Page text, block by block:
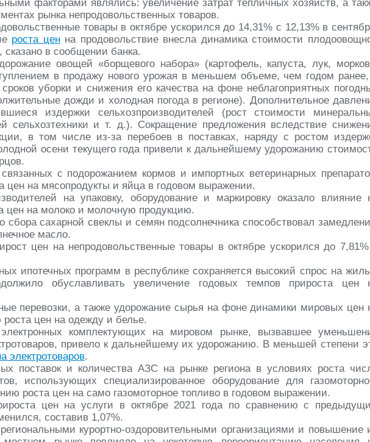
факторами являлись: увеличение затрат тепличных хозяйств, а
рынка непродовольственных товаров.
товары в октябре ускорился до 14,31% с 12,13% в
роста ценна продовольствие внесла динамика стоимости
сказано в сообщении банка.
овощей «борщевого набора» (картофель, капуста, лук,
в продажу нового урожая в меньшем объеме, чем годом
уборки и снижения его качества на фоне неблагоприятных
дожди и холодная погода в регионе). Дополнительное
издержки сельхозпроизводителей (рост стоимости
сельхозтехники и т. д.). Сокращение предложения вследствие
в том числе из-за перебоев в поставках, наряду с ростом
осени текущего года привели к дальнейшему удорожанию
с подорожанием кормов и импортных ветеринарных
цен на мясопродукты и яйца в годовом выражении.
на упаковку, оборудование и маркировку оказало влияние
цен на молоко и молочную продукцию.
сбора сахарной свеклы и семян подсолнечника способствовал
масло.
цен на непродовольственные товары в октябре ускорился до
ипотечных программ в республике сохраняется высокий спрос на
обуславливать увеличение годовых темпов прироста цен
перевозки, а также удорожание сырья на фоне динамики мировых цен
роста цен на одежду и белье.
комплектующих на мировом рынке, вызвавшее
привело к дальнейшему их удорожанию. В меньшей степени
электротоваров.
поставок и количества АЗС на рынке региона в условиях роста
использующих специализированное оборудование для
роста цен на само газомоторное топливо в годовом выражении.
цен на услуги в октябре 2021 года по сравнению с
составив 1,07%.
курортно-оздоровительными организациями и повышение